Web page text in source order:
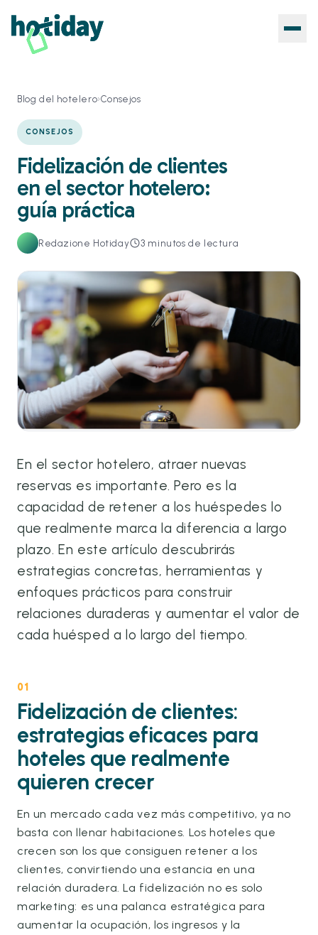
Blog del hotelero›Consejos
CONSEJOS
Fidelización de clientes
en el sector hotelero:
guía práctica
Redazione Hotiday 3 minutos de lectura
En el sector hotelero, atraer nuevas
reservas es importante. Pero es la
capacidad de retener a los huéspedes lo
que realmente marca la diferencia a largo
plazo. En este artículo descubrirás
estrategias concretas, herramientas y
enfoques prácticos para construir
relaciones duraderas y aumentar el valor de
cada huésped a lo largo del tiempo.
01
Fidelización de clientes:
estrategias eficaces para
hoteles que realmente
quieren crecer
En un mercado cada vez más competitivo, ya no
basta con llenar habitaciones. Los hoteles que
crecen son los que consiguen retener a los
clientes, convirtiendo una estancia en una
relación duradera. La fidelización no es solo
marketing: es una palanca estratégica para
aumentar la ocupación, los ingresos y la